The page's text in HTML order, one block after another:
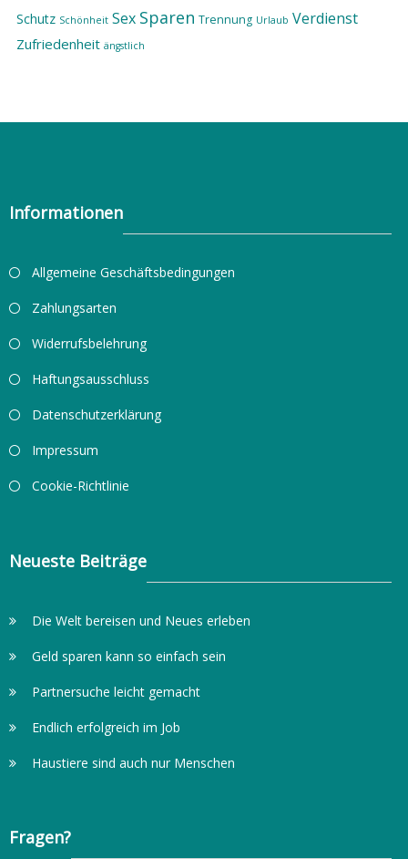
Schutz Schönheit Sex Sparen Trennung Urlaub Verdienst
Zufriedenheit ängstlich
Informationen
Allgemeine Geschäftsbedingungen
Zahlungsarten
Widerrufsbelehrung
Haftungsausschluss
Datenschutzerklärung
Impressum
Cookie-Richtlinie
Neueste Beiträge
Die Welt bereisen und Neues erleben
Geld sparen kann so einfach sein
Partnersuche leicht gemacht
Endlich erfolgreich im Job
Haustiere sind auch nur Menschen
Fragen?